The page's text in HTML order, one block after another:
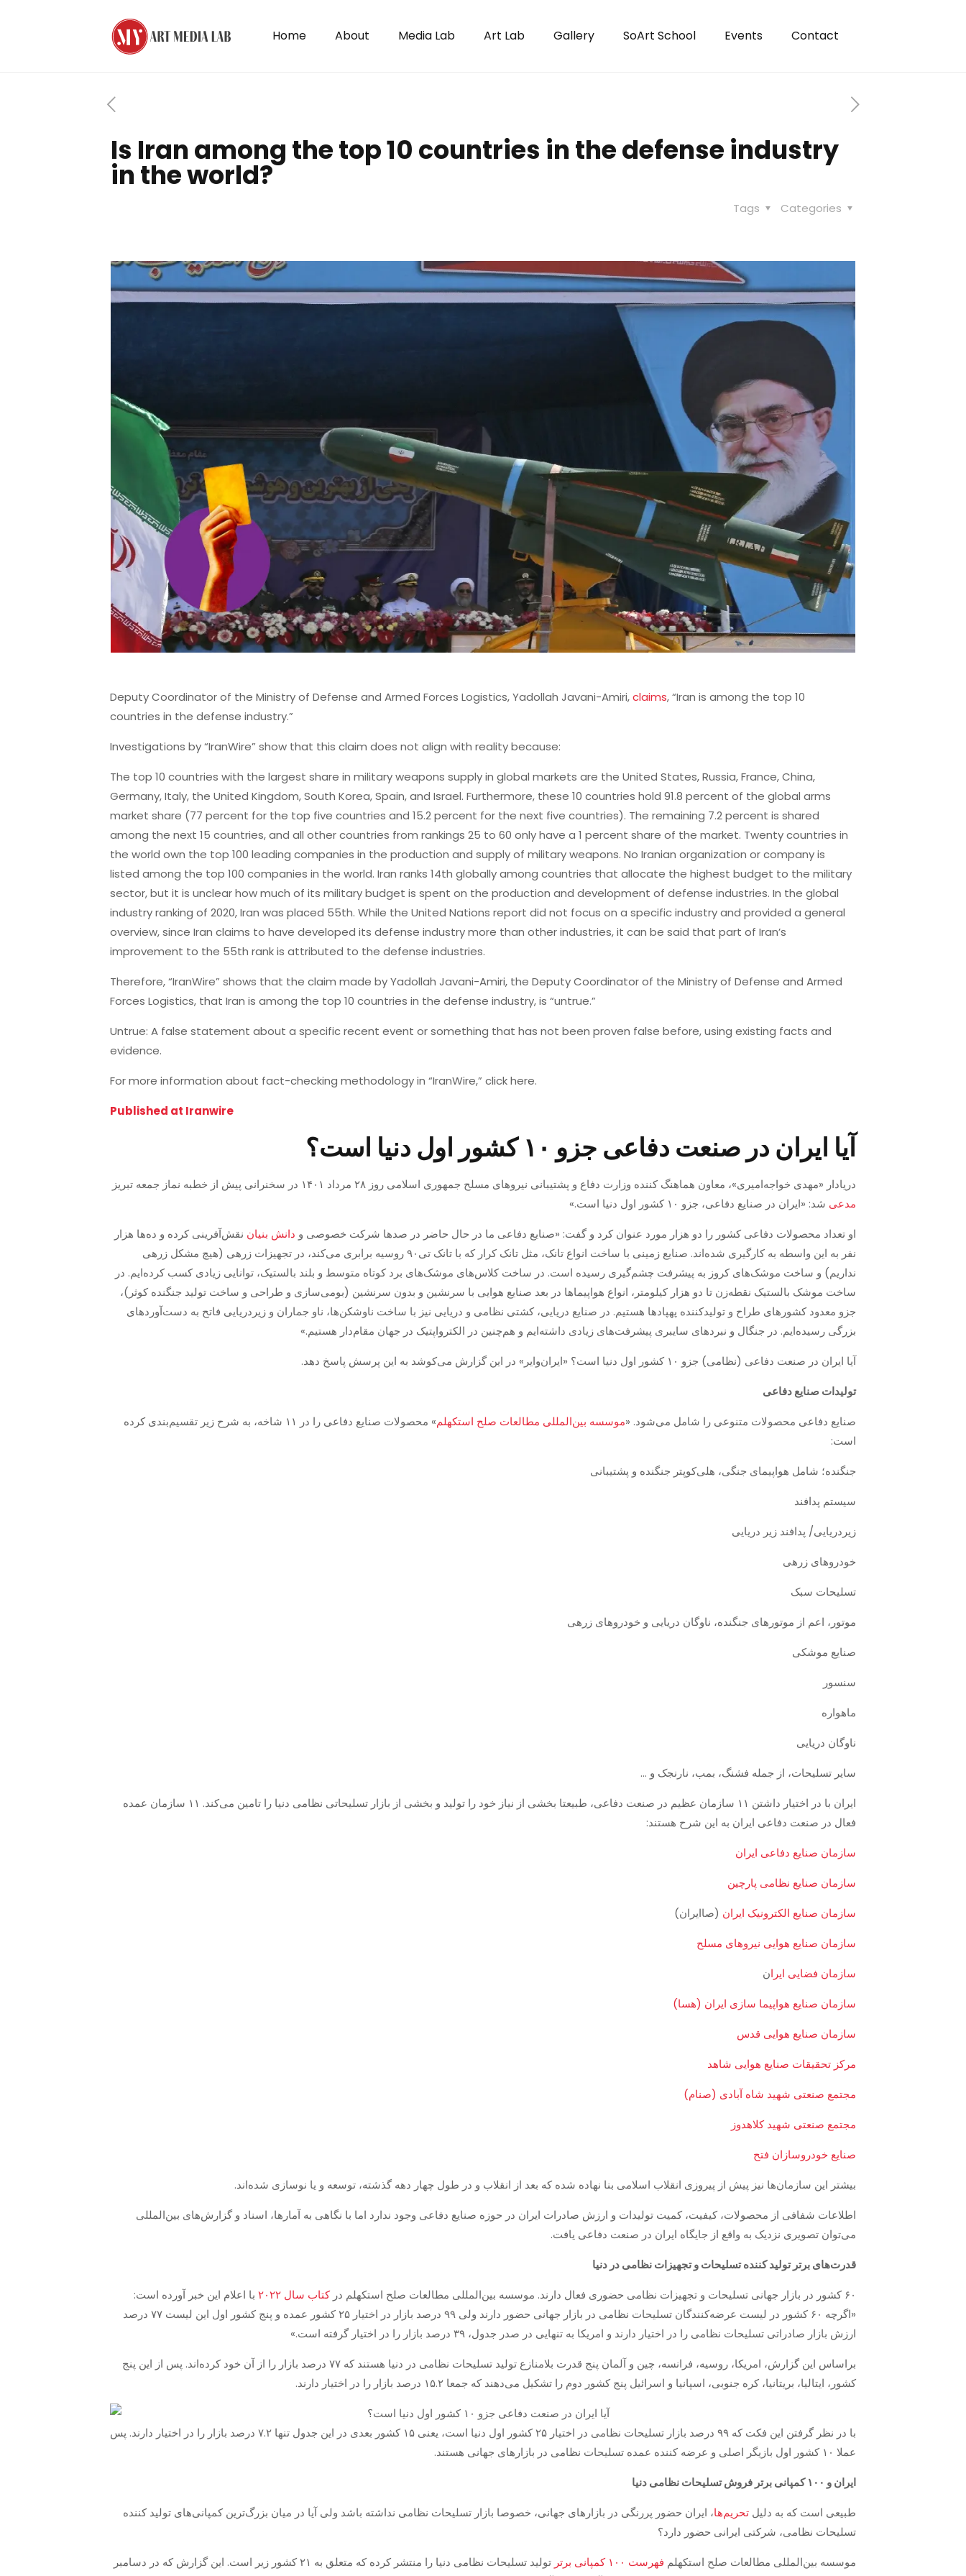
Home About Media Lab Art Lab Gallery SoArt School Events Contact
Is Iran among the top 10 countries in the defense industry
in the world?
Categories
Tags
Deputy Coordinator of the Ministry of Defense and Armed Forces Logistics, Yadollah Javani-Amiri,claims, “Iran is among the top 10
countries in the defense industry.”
Investigations by “IranWire” show that this claim does not align with reality because:
The top 10 countries with the largest share in military weapons supply in global markets are the United States, Russia, France, China,
Germany, Italy, the United Kingdom, South Korea, Spain, and Israel. Furthermore, these 10 countries hold 91.8 percent of the global arms
market share (77 percent for the top five countries and 15.2 percent for the next five countries). The remaining 7.2 percent is shared
among the next 15 countries, and all other countries from rankings 25 to 60 only have a 1 percent share of the market. Twenty countries in
the world own the top 100 leading companies in the production and supply of military weapons. No Iranian organization or company is
listed among the top 100 companies in the world. Iran ranks 14th globally among countries that allocate the highest budget to the military
sector, but it is unclear how much of its military budget is spent on the production and development of defense industries. In the global
industry ranking of 2020, Iran was placed 55th. While the United Nations report did not focus on a specific industry and provided a general
overview, since Iran claims to have developed its defense industry more than other industries, it can be said that part of Iran’s
improvement to the 55th rank is attributed to the defense industries.
Therefore, “IranWire” shows that the claim made by Yadollah Javani-Amiri, the Deputy Coordinator of the Ministry of Defense and Armed
Forces Logistics, that Iran is among the top 10 countries in the defense industry, is “untrue.”
Untrue: A false statement about a specific recent event or something that has not been proven false before, using existing facts and
evidence.
For more information about fact-checking methodology in “IranWire,” click here.
Published at Iranwire
آیا ایران در صنعت دفاعی جزو ۱۰ کشور اول دنیا است؟
دریادار «مهدی خواجه‌امیری»، معاون هماهنگ کننده وزارت دفاع و پشتیبانی نیروهای مسلح جمهوری اسلامی روز ۲۸ مرداد ۱۴۰۱ در سخنرانی پیش از خطبه نماز جمعه تبریز
مدعی شد: «ایران در صنایع دفاعی، جزو ۱۰ کشور اول دنیا است.»
او تعداد محصولات دفاعی کشور را دو هزار مورد عنوان کرد و گفت: «صنایع دفاعی ما در حال حاضر در صدها شرکت خصوصی و دانش بنیان نقش‌آفرینی کرده و ده‌ها هزار
نفر به این واسطه به کارگیری شده‌اند. صنایع زمینی با ساخت انواع تانک، مثل تانک کرار که با تانک تی‌۹۰ روسیه برابری می‌کند، در تجهیزات زرهی (هیچ مشکل زرهی
نداریم) و ساخت موشک‌های کروز به پیشرفت چشم‌گیری رسیده است. در ساخت کلاس‌های موشک‌های برد کوتاه متوسط و بلند بالستیک، توانایی زیادی کسب کرده‌ایم. در
ساخت موشک بالستیک نقطه‌زن تا دو هزار کیلومتر، انواع هواپیماها در بعد صنایع هوایی با سرنشین و بدون سرنشین (بومی‌سازی و‌ طراحی و ساخت تولید جنگنده کوثر)،
جزو معدود کشورهای طراح و تولید‌کننده پهپادها هستیم. در صنایع دریایی، کشتی نظامی و دریایی نیز با ساخت ناوشکن‌ها، ناو جماران و زیردریایی فاتح به دست‌آوردهای
بزرگی رسیده‌ایم. در جنگال و نبردهای سایبری پیشرفت‌های زیادی داشته‌ایم و هم‌چنین در الکترواپتیک در جهان مقام‌دار هستیم.»
آیا ایران در صنعت دفاعی (نظامی) جزو ۱۰ کشور اول دنیا است؟ «ایران‌وایر» در این گزارش می‌کوشد به این پرسش پاسخ دهد.
تولیدات صنایع دفاعی
صنایع دفاعی محصولات متنوعی را شامل می‌شود. «موسسه بین‌المللی مطالعات صلح استکهلم
» محصولات صنایع دفاعی را در ۱۱ شاخه، به شرح زیر تقسیم‌بندی کرده
است:
جنگنده؛ شامل هواپیمای جنگی، هلی‌کوپتر جنگنده و پشتیبانی
سیستم پدافند
زیردریایی/ پدافند زیر دریایی
خودروهای زرهی
تسلیحات سبک
موتور، اعم از موتورهای جنگنده، ناوگان دریایی و خودروهای زرهی
صنایع موشکی
سنسور
ماهواره
ناوگان دریایی
سایر تسلیحات، از جمله فشنگ، بمب، نارنجک و …
ایران با در اختیار داشتن ۱۱ سازمان عظیم در صنعت دفاعی، طبیعتا بخشی از نیاز خود را تولید و بخشی از بازار تسلیحاتی نظامی دنیا را تامین می‌کند. ۱۱ سازمان عمده
فعال در صنعت دفاعی ایران به این شرح هستند:
سازمان صنایع دفاعی ایران
سازمان صنایع نظامی پارچین
سازمان صنایع الکترونیک ایران (صاایران)
سازمان صنایع هوایی نیروهای مسلح
سازمان فضایی ایران
سازمان صنایع هواپیما سازی ایران (هسا)
سازمان صنایع هوایی قدس
مرکز تحقیقات صنایع هوایی شاهد
مجتمع صنعتی شهید شاه آبادی (صنام)
مجتمع صنعتی شهید کلاهدوز
صنایع خودروسازان فتح
بیشتر این سازمان‌ها نیز پیش از پیروزی انقلاب اسلامی بنا نهاده شده که بعد از انقلاب و در طول چهار دهه گذشته، توسعه و یا نوسازی شده‌اند.
اطلاعات شفافی از محصولات، کیفیت، کمیت تولیدات و ارزش صادرات ایران در حوزه صنایع دفاعی وجود ندارد اما با نگاهی به آمارها، اسناد و گزارش‌های بین‌المللی
می‌توان تصویری نزدیک به واقع از جایگاه ایران در صنعت دفاعی یافت.
قدرت‌های برتر تولید کننده تسلیحات و تجهیزات نظامی در دنیا
۶۰ کشور در بازار جهانی تسلیحات و تجهیزات نظامی حضوری فعال دارند. موسسه بین‌المللی مطالعات صلح استکهلم در
کتاب سال ۲۰۲۲
با اعلام این خبر آورده است:
«اگرچه ۶۰ کشور در لیست عرضه‌کنندگان تسلیحات نظامی در بازار جهانی حضور دارند ولی ۹۹ درصد بازار در اختیار ۲۵ کشور عمده و پنج کشور اول این لیست ۷۷ درصد
ارزش بازار صادراتی تسلیحات نظامی را در اختیار دارند و امریکا به تنهایی در صدر جدول، ۳۹ درصد بازار را در اختیار گرفته است.»
براساس این گزارش، امریکا، روسیه، فرانسه، چین و آلمان پنج قدرت بلامنازع تولید تسلیحات نظامی در دنیا هستند که ۷۷ درصد بازار را از آن خود کرده‌اند. پس از این پنج
کشور،‌ ایتالیا، بریتانیا، کره جنوبی، اسپانیا و اسرائیل پنج کشور دوم را تشکیل می‌دهند که جمعا ۱۵.۲ درصد بازار را در اختیار دارند.
با در نظر گرفتن این فکت که ۹۹ درصد بازار تسلیحات نظامی در اختیار ۲۵ کشور اول دنیا است، یعنی ۱۵ کشور بعدی در این جدول تنها ۷.۲ درصد بازار را در اختیار دارند. پس
عملا ۱۰ کشور اول بازیگر اصلی و عرضه کننده عمده تسلیحات نظامی در بازارهای جهانی هستند.
ایران و ۱۰۰ کمپانی برتر فروش تسلیحات نظامی دنیا
طبیعی است که به دلیل تحریم‌ها، ایران حضور پررنگی در بازارهای جهانی، خصوصا بازار تسلیحات نظامی نداشته باشد ولی آیا در میان بزرگ‌ترین کمپانی‌های تولید کننده
تسلیحات نظامی، شرکتی ایرانی حضور دارد؟
موسسه بین‌المللی مطالعات صلح استکهلم فهرست ۱۰۰ کمپانی برتر
تولید تسلیحات نظامی دنیا را منتشر کرده که متعلق به ۲۱ کشور زیر است. این گزارش که در دسامبر